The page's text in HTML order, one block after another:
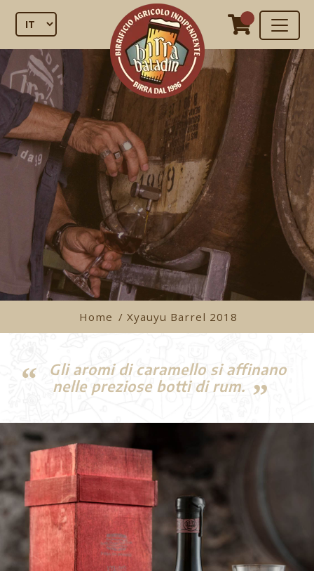
Home / Xyauyu Barrel 2018
Gli aromi di caramello si affinano
nelle preziose botti di rum.